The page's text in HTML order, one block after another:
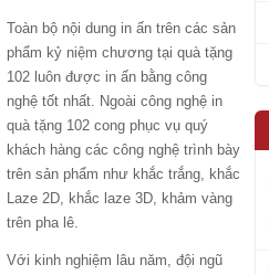
Toàn bộ nội dung in ấn trên các sản
phẩm kỷ niệm chương tại quà tặng
102 luôn được in ấn bằng công
nghệ tốt nhất. Ngoài công nghệ in
quà tặng 102 cong phục vụ quý
khách hàng các công nghệ trình bày
trên sản phẩm như khắc trắng, khắc
Laze 2D, khắc laze 3D, khảm vàng
trên pha lê.
Với kinh nghiệm lâu năm, đội ngũ